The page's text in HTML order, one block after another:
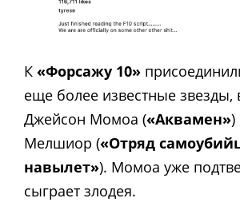
К «Форсажу 10»
еще более известные звезды,
Джейсон Момоа («Аквамен»)
Мелшиор («Отряд
навылет»). Момоа уже
сыграет злодея.